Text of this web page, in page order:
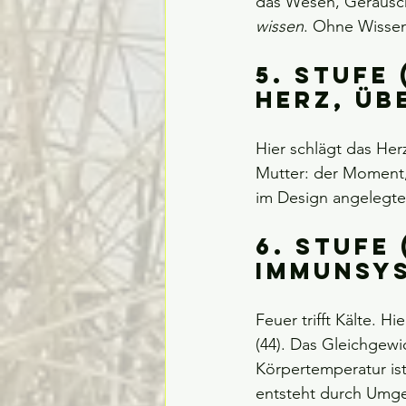
wissen. Ohne
5. Stufe
Herz,
Hier schlägt das
Mutter: der
im Design
6. Stufe
Feuer trifft Kälte.
(44). Das
Körpertemperatur
entsteht durch